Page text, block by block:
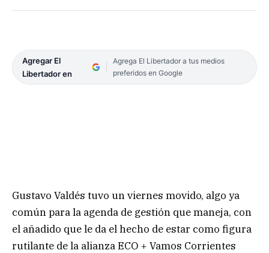
Agregar El
Libertador en
Agrega El Libertador a tus medios
preferidos en Google
Gustavo Valdés tuvo un viernes movido, algo ya
común para la agenda de gestión que maneja, con
el añadido que le da el hecho de estar como figura
rutilante de la alianza ECO + Vamos Corrientes